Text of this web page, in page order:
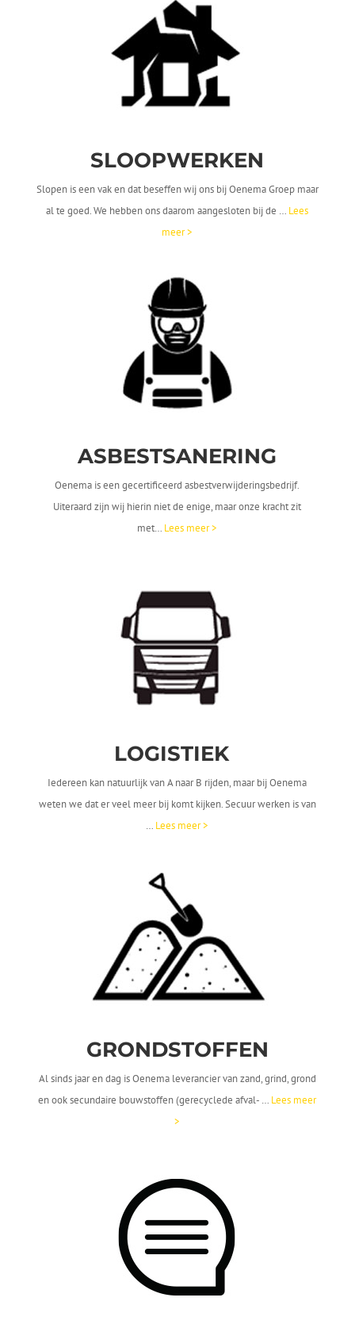
SLOOPWERKEN
Slopen is een vak en dat beseffen wij ons bij Oenema Groep maar
al te goed. We hebben ons daarom aangesloten bij de … Lees
meer >
ASBESTSANERING
Oenema is een gecertificeerd asbestverwijderingsbedrijf.
Uiteraard zijn wij hierin niet de enige, maar onze kracht zit
met… Lees meer >
LOGISTIEK
Iedereen kan natuurlijk van A naar B rijden, maar bij Oenema
weten we dat er veel meer bij komt kijken. Secuur werken is van
… Lees meer >
GRONDSTOFFEN
Al sinds jaar en dag is Oenema leverancier van zand, grind, grond
en ook secundaire bouwstoffen (gerecyclede afval- … Lees meer
>